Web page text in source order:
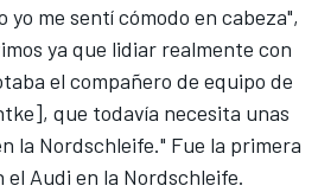
yo me sentí cómodo en cabeza",
ya que lidiar realmente con
el compañero de equipo de
que todavía necesita unas
la Nordschleife." Fue la primera
Audi en la Nordschleife.